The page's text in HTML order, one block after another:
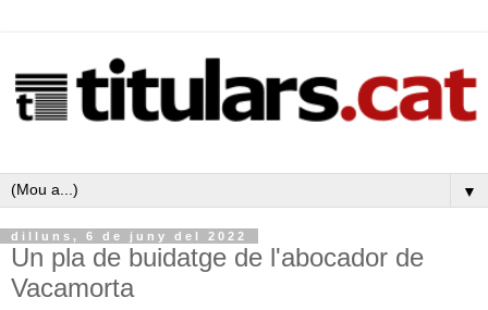
▼
dilluns, 6 de juny del 2022
Un pla de buidatge de l'abocador de
Vacamorta